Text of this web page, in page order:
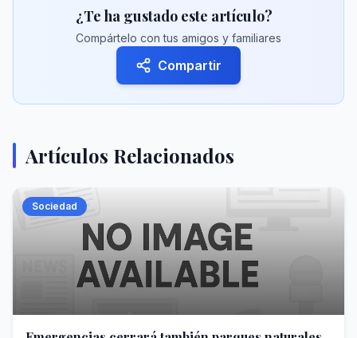
¿Te ha gustado este artículo?
Compártelo con tus amigos y familiares
Compartir
Artículos Relacionados
Sociedad